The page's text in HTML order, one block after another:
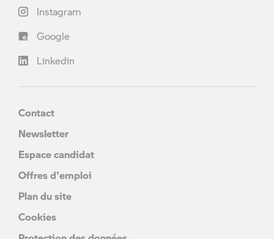
Instagram
Google
Linkedin
Contact
Newsletter
Espace candidat
Offres d'emploi
Plan du site
Cookies